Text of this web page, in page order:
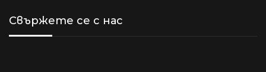
Свържете се с нас